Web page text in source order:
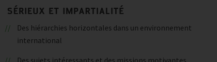
SÉRIEUX ET IMPARTIALITÉ
Des hiérarchies horizontales dans un environnement
international
Des sujets intéressants et des missions motivantes